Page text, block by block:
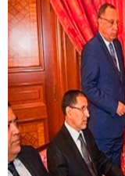
Circuits touristiques
Tourisme
Régions